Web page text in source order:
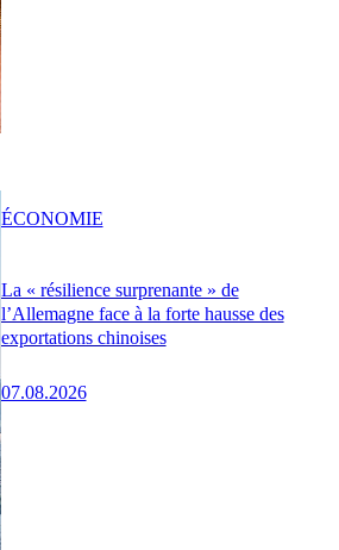
La « résilience surprenante » de
l’Allemagne face à la forte hausse des
exportations chinoises
07.08.2026
ÉCONOMIE